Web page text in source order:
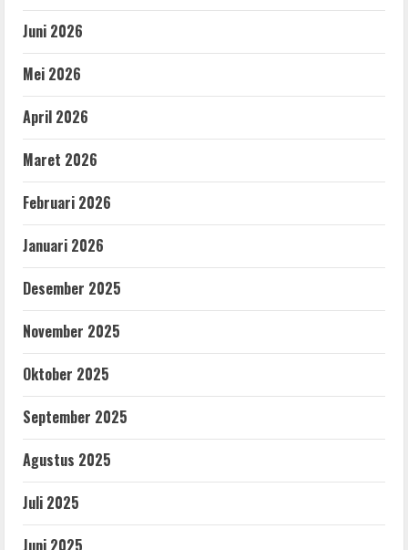
Juni 2026
Mei 2026
April 2026
Maret 2026
Februari 2026
Januari 2026
Desember 2025
November 2025
Oktober 2025
September 2025
Agustus 2025
Juli 2025
Juni 2025